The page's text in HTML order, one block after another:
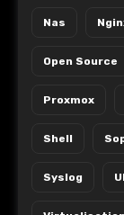
Nas
Open Source
Proxmox
Shell
Syslog